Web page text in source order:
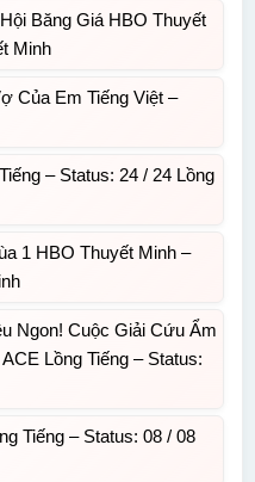
Băng Giá HBO Thuyết
Minh
Của Em Tiếng Việt –
– Status: 24 / 24 Lồng
1 HBO Thuyết Minh –
Ngon! Cuộc Giải Cứu Ẩm
Lồng Tiếng – Status:
Tiếng – Status: 08 / 08